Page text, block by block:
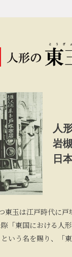
人
岩
日
東玉は江戸時代に戸
「東国における人
いう名を賜り、「